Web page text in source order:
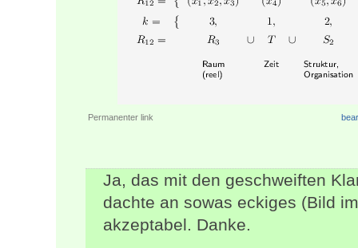
Permanenter link
Ja, das mit den geschweiften
dachte an sowas eckiges (Bild
akzeptabel. Danke.